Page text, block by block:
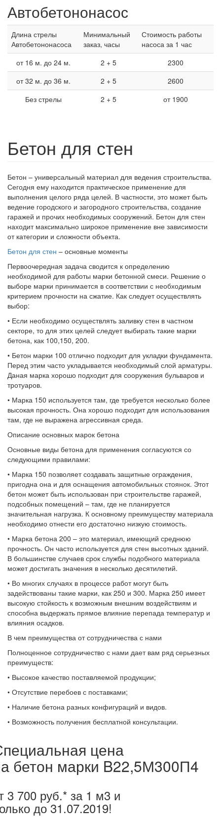
Автобетононасос
Длина стрелы
Автобетононасоса
Минимальный
заказ, часы
Стоимость работы
насоса за 1 час
от 16 м. до 24 м.
2 + 5
2300
от 32 м. до 36 м.
2 + 5
2600
Без стрелы
2 + 5 от 1900
Бетон для стен
Бетон – универсальный материал для ведения строительства.
Сегодня ему находится практическое применение для
выполнения целого ряда целей. В частности, это может быть
ведение городского и загородного строительства, создание
гаражей и прочих необходимых сооружений. Бетон для стен
находит максимально широкое применение вне зависимости
от категории и сложности объекта.
Бетон для стен – основные моменты
Первоочередная задача сводится к определению
необходимой для работы марки бетонной смеси. Решение о
выборе марки принимается в соответствии с необходимым
критерием прочности на сжатие. Как следует осуществлять
выбор:
• Если необходимо осуществлять заливку стен в частном
секторе, то для этих целей следует выбирать такие марки
бетона, как 100,150, 200.
• Бетон марки 100 отлично подходит для укладки фундамента.
Перед этим часто укладывается необходимый слой арматуры.
Даная марка хорошо подходит для сооружения бульваров и
тротуаров.
• Марка 150 используется там, где требуется несколько более
высокая прочность. Она хорошо подходит для использования
там, где не выражена агрессивная среда.
Описание основных марок бетона
Основные виды бетона для применения согласуются со
следующими правилами:
• Марка 150 позволяет создавать защитные ограждения,
пригодна она и для оснащения автомобильных стоянок. Этот
бетон может быть использован при строительстве гаражей,
подсобных помещений – там, где не планируется
значительная нагрузка. К основному преимуществу материала
необходимо отнести его достаточно низкую стоимость.
• Марка бетона 200 – это материал, имеющий среднюю
прочность. Он часто используется для стен высотных зданий.
В большинстве случаев срок службы подобного материала
может достигать значения в несколько десятилетий.
• Во многих случаях в процессе работ могут быть
задействованы такие марки, как 250 и 300. Марка 250 имеет
высокую стойкость к возможным внешним воздействиям и
способна выдержать прямое влияние перепада температур и
влияния осадков.
В чем преимущества от сотрудничества с нами
Полноценное сотрудничество с нами дает вам ряд серьезных
преимуществ:
• Высокое качество поставляемой продукции;
• Отсутствие перебоев с поставками;
• Наличие бетона разных конфигураций и видов.
• Возможность получения бесплатной консультации.
цена
бетон марки B22,5М300П4
3 700 руб.* за 1 м3 и
до31.07.2019!